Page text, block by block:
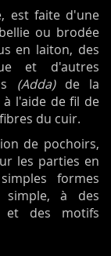
est faite d'une
ou brodée
en laiton, des
et d'autres
(Adda)de la
l'aide de fil de
du cuir.
de pochoirs,
les parties en
formes
simple, à des
et des motifs